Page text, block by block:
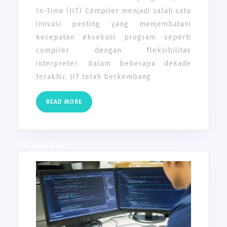
PERFORMA
APLIKASI
In-Time (JIT) Compiler menjadi salah satu
inovasi penting yang menjembatani
kecepatan eksekusi program seperti
compiler dengan fleksibilitas
interpreter. Dalam beberapa dekade
terakhir, JIT telah berkembang
READ MORE READ
MORE